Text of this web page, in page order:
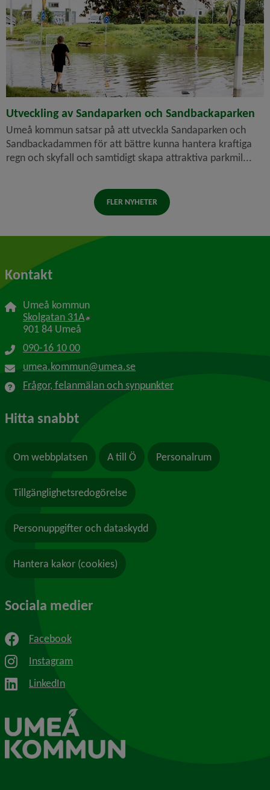
Utveckling av Sandaparken och Sandbackaparken
Umeå kommun satsar på att utveckla Sandaparken och
Sandbackadammen för att bättre kunna hantera kraftiga
regn och skyfall och samtidigt skapa attraktiva parkmil...
FLER NYHETER
Kontakt
Umeå kommun
Skolgatan 31A Länk till annan webbplats, öppnas i nytt
901 84 Umeå
090-16 10 00
umea.kommun@umea.se
Frågor, felanmälan och synpunkter
Hitta snabbt
Om webbplatsen A till Ö Personalrum
Tillgänglighetsredogörelse
Personuppgifter och dataskydd
Hantera kakor (cookies)
Sociala medier
Facebook
Instagram
LinkedIn